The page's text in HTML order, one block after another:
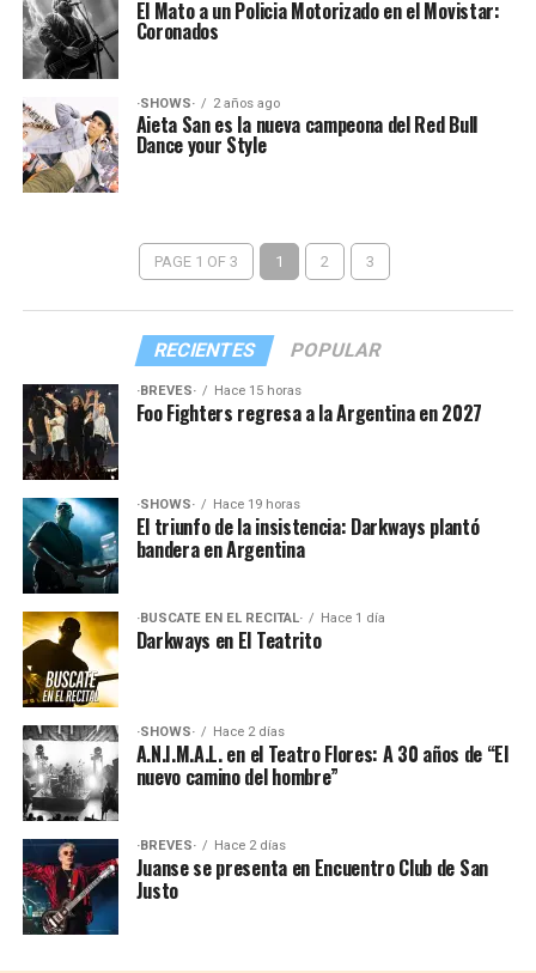
El Mato a un Policia Motorizado en el Movistar:
Coronados
·SHOWS· 2 años ago
Aieta San es la nueva campeona del Red Bull
Dance your Style
PAGE 1 OF 3 1 2 3
RECIENTES POPULAR
·BREVES· Hace 15 horas
Foo Fighters regresa a la Argentina en 2027
·SHOWS· Hace 19 horas
El triunfo de la insistencia: Darkways plantó
bandera en Argentina
·BUSCATE EN EL RECITAL· Hace 1 día
Darkways en El Teatrito
·SHOWS· Hace 2 días
A.N.I.M.A.L. en el Teatro Flores: A 30 años de “El
nuevo camino del hombre”
·BREVES· Hace 2 días
Juanse se presenta en Encuentro Club de San
Justo